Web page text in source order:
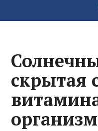
скрытая